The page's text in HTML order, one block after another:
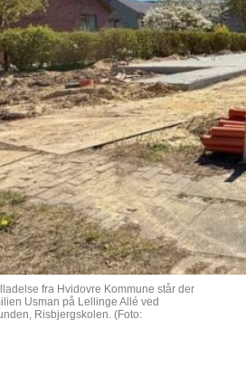
fra Hvidovre Kommune står der
Usman på Lellinge Allé ved
Risbjergskolen. (Foto: